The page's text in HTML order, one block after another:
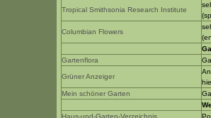
Tropical Smithsonia Research Institute
Columbian Flowers
Gartenflora
Grüner Anzeiger
Mein schöner Garten
Haus-und-Garten-Verzeichnis